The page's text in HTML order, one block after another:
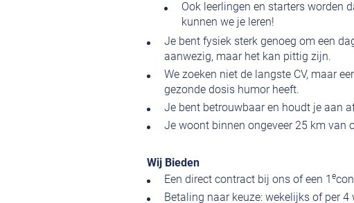
Ook leerlingen en starters worden
kunnen we je leren!
Je bent fysiek sterk genoeg om een
aanwezig, maar het kan pittig zijn.
We zoeken niet de langste CV, maar
gezonde dosis humor heeft.
Je bent betrouwbaar en houdt je aan
Je woont binnen ongeveer 25 km van
Wij Bieden
Een direct contract bij ons of een 1 e
Betaling naar keuze: wekelijks of per 4